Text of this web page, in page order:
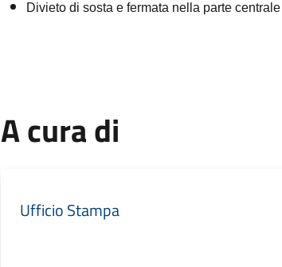
Divieto di sosta e fermata nella parte
A cura di
Ufficio Stampa